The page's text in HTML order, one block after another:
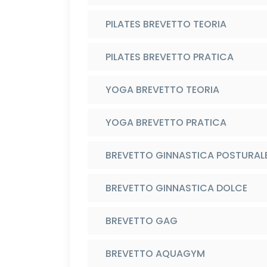
PILATES BREVETTO TEORIA
PILATES BREVETTO PRATICA
YOGA BREVETTO TEORIA
YOGA BREVETTO PRATICA
BREVETTO GINNASTICA
BREVETTO GINNASTICA DOLCE
BREVETTO GAG
BREVETTO AQUAGYM